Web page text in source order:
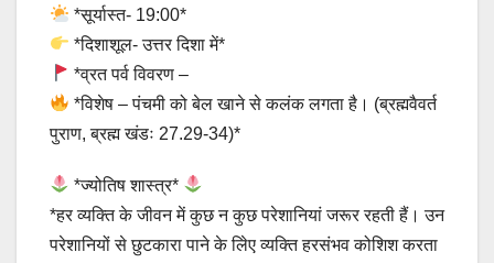
*सूर्यास्त- 19:00*
*दिशाशूल- उत्तर दिशा में*
*व्रत पर्व विवरण –
*विशेष – पंचमी को बेल खाने से कलंक लगता है। (ब्रह्मवैवर्त
पुराण, ब्रह्म खंडः 27.29-34)*
*ज्योतिष शास्त्र*
*हर व्यक्ति के जीवन में कुछ न कुछ परेशानियां जरूर रहती हैं। उन
परेशानियों से छुटकारा पाने के लिेए व्यक्ति हरसंभव कोशिश करता